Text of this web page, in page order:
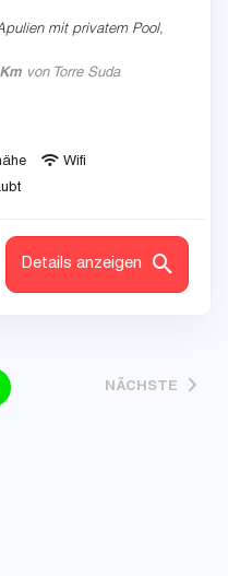
mit privatem Pool,
von Torre Suda
Wifi
Details anzeigen
NÄCHSTE